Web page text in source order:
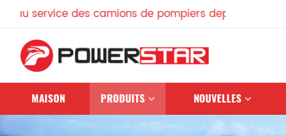
des camions de pompiers depuis 1990
MAISON PRODUITS NOUVELLES